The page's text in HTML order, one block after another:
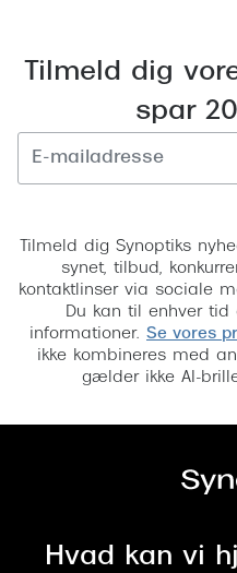
Tilmeld dig
spar
Tilmeld dig Synoptiks
synet, tilbud,
kontaktlinser via sociale
Du kan til enhver
informationer. Se vores
ikke kombineres med
gælder ikke AI-
Hvad kan vi